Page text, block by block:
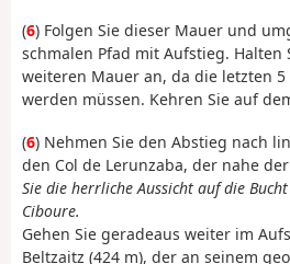
(6) Folgen Sie dieser Mauer und
schmalen Pfad mit Aufstieg. Halten
weiteren Mauer an, da die letzten
werden müssen. Kehren Sie auf
(6) Nehmen Sie den Abstieg nach
den Col de Lerunzaba, der nahe
Sie die herrliche Aussicht auf die
Ciboure.
Gehen Sie geradeaus weiter im
Beltzaitz (424 m), der an seinem